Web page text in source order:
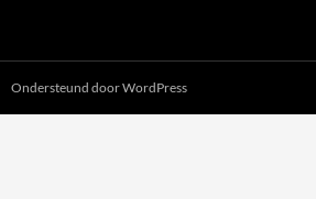
Ondersteund door WordPress